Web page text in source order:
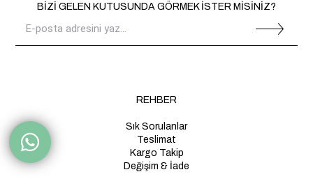
BİZİ GELEN KUTUSUNDA GÖRMEK İSTER MİSİNİZ?
REHBER
Sık Sorulanlar
Teslimat
Kargo Takip
Değişim & İade